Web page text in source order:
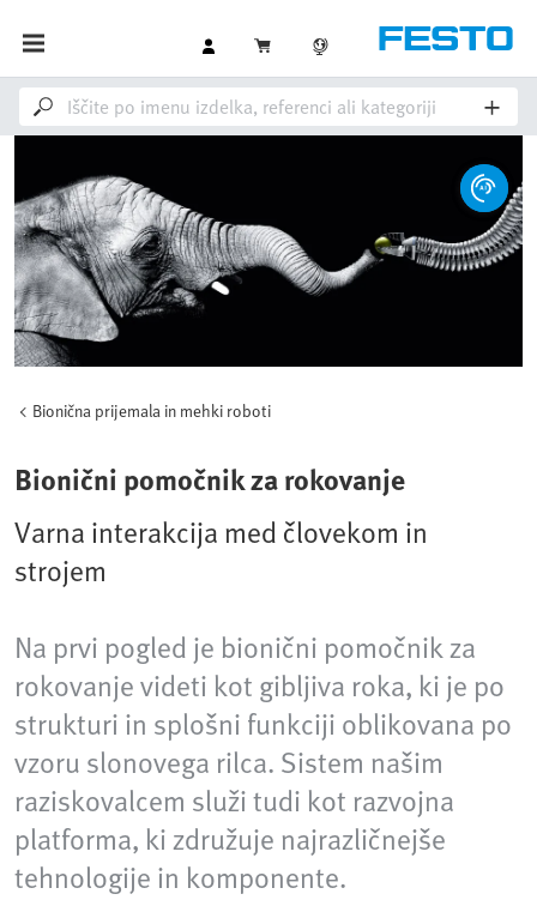
Bionična prijemala in mehki roboti
Bionični pomočnik za rokovanje
Varna interakcija med človekom in
strojem
Na prvi pogled je bionični pomočnik za
rokovanje videti kot gibljiva roka, ki je po
strukturi in splošni funkciji oblikovana po
vzoru slonovega rilca. Sistem našim
raziskovalcem služi tudi kot razvojna
platforma, ki združuje najrazličnejše
tehnologije in komponente.